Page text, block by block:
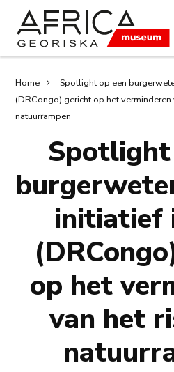
Overslaan
naar
de
search
Kruimelpad
Home
Spotlight op een
(DRCongo) gericht op het
natuurrampen
Spotlight
initiatief
op het
van het